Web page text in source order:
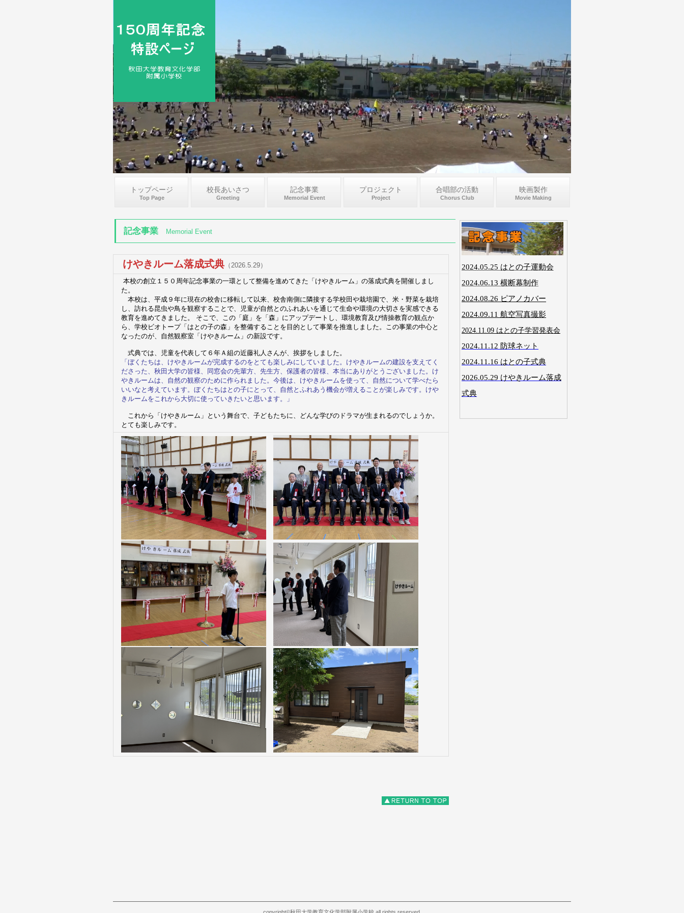
記念事業 Memorial Event
けやきルーム落成式典 （2026.5.29）
本校の創立１５０周年記念事業の一環として整備を進めてきた「けやきルーム」の落成式典を開催しまし
た。
本校は、平成９年に現在の校舎に移転して以来、校舎南側に隣接する学校田や栽培園で、米・野菜を栽培
し、訪れる昆虫や鳥を観察することで、児童が自然とのふれあいを通じて生命や環境の大切さを実感できる
教育を進めてきました。 そこで、この「庭」を「森」にアップデートし、環境教育及び情操教育の観点か
ら、学校ビオトープ「はとの子の森」を整備することを目的として事業を推進しました。この事業の中心と
なったのが、自然観察室「けやきルーム」の新設です。
式典では、児童を代表して６年Ａ組の近藤礼人さんが、挨拶をしました。
「ぼくたちは、けやきルームが完成するのをとても楽しみにしていました。けやきルームの建設を支えてく
ださった、秋田大学の皆様、同窓会の先輩方、先生方、保護者の皆様、本当にありがとうございました。け
やきルームは、自然の観察のために作られました。今後は、けやきルームを使って、自然について学べたら
いいなと考えています。ぼくたちはとの子にとって、自然とふれあう機会が増えることが楽しみです。けや
きルームをこれから大切に使っていきたいと思います。」
これから「けやきルーム」という舞台で、子どもたちに、どんな学びのドラマが生まれるのでしょうか。
とても楽しみです。
トップページ
Top Page
校長あいさつ
Greeting
記念事業
Memorial Event
プロジェクト
Project
合唱部の活動
Chorus Club
映画製作
Movie Making